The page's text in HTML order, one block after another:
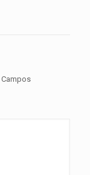
Campos